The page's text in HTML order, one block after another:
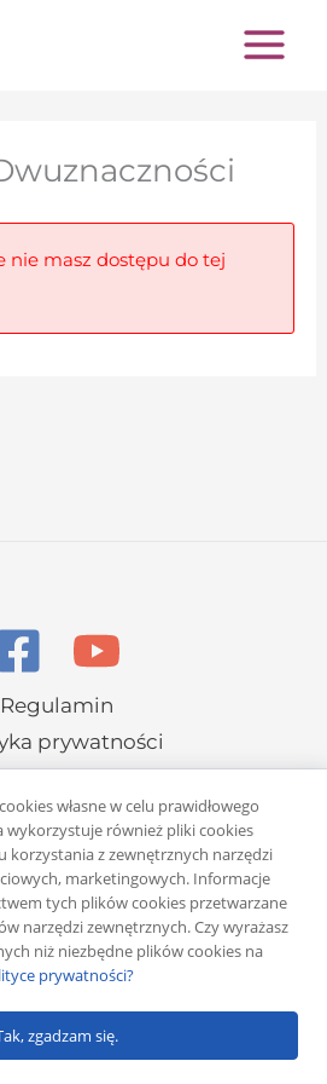
nie masz dostępu do tej
Regulamin
prywatności
© 2026 Rafał Żuber
byKlub eMarketera
własne w celu prawidłowego
wykorzystuje również pliki cookies
korzystania z zewnętrznych narzędzi
marketingowych. Informacje
tych plików cookies przetwarzane
narzędzi zewnętrznych. Czy wyrażasz
niż niezbędne plików cookies na
prywatności?
zgadzam się.